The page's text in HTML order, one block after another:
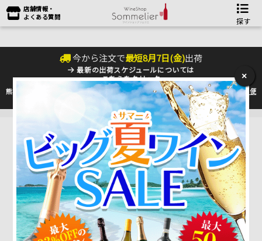
店舗情報・
よくある質問
探す
今から注文で最短8月7日(金)出荷
最新の出荷スケジュールについては
こちらをクリック
熊本地震の影響により九州への配送に遅れが生じております。最新情報は佐川急便
のHP
をご確認下さい。
×